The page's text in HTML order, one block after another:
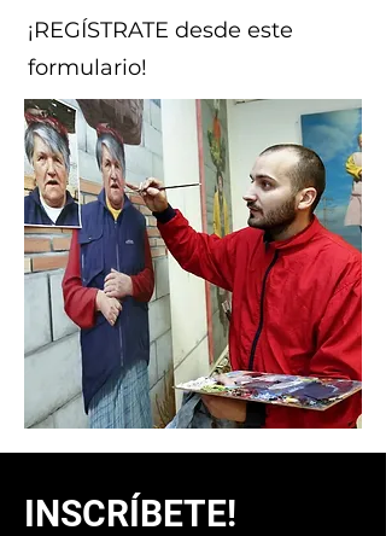
¡REGÍSTRATE desde este
formulario!
INSCRÍBETE!